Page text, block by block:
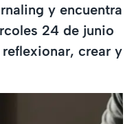
y encuentra
24 de junio
crear y